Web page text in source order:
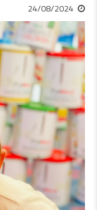
24/08/2024